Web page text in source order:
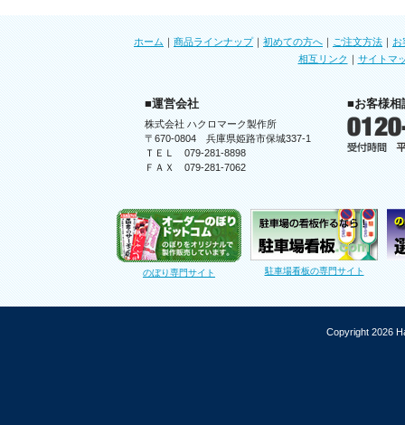
ホーム ｜ 商品ラインナップ｜ 初めての方へ ｜ ご注文方法 ｜ お
相互リンク ｜ サイトマ
■運営会社
株式会社 ハクロマーク製作所
〒670-0804 兵庫県姫路市保城337-1
ＴＥＬ 079-281-8898
ＦＡＸ 079-281-7062
■お客様相
のぼり専門サイト 駐車場看板の専門サイト
Copyright 2026